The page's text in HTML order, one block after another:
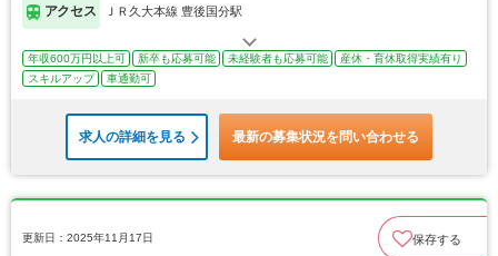
アクセス ＪＲ久大本線 豊後国分駅
年収600万円以上可 新卒も応募可能 未経験者も応募可能
産休・育休取得実績有り
スキルアップ
車通勤可
求人の詳細を見る 最新の募集状況を問い合わせる
更新日：2025年11月17日 保存する